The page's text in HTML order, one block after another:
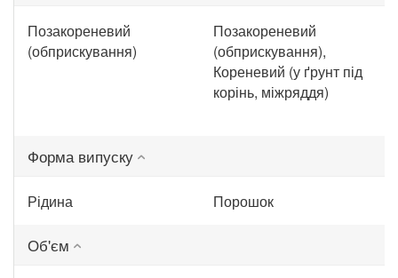
Позакореневий
(обприскування)
Позакореневий
(обприскування),
Кореневий (у ґрунт під
корінь, міжряддя)
Форма випуску
Рідина Порошок
Об'єм